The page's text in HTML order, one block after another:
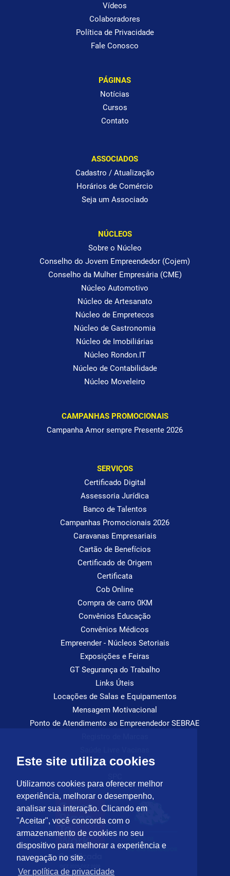
Este site utiliza cookies
Utilizamos cookies para oferecer melhor
experiência, melhorar o desempenho,
analisar sua interação. Clicando em
"Aceitar", você concorda com o
armazenamento de cookies no seu
dispositivo para melhorar a experiência e
navegação no site.
Ver política de privacidade
Vídeos
Colaboradores
Política de Privacidade
Fale Conosco
PÁGINAS
Notícias
Cursos
Contato
ASSOCIADOS
Cadastro / Atualização
Horários de Comércio
Seja um Associado
NÚCLEOS
Sobre o Núcleo
Conselho do Jovem Empreendedor (Cojem)
Conselho da Mulher Empresária (CME)
Núcleo Automotivo
Núcleo de Artesanato
Núcleo de Empretecos
Núcleo de Gastronomia
Núcleo de Imobiliárias
Núcleo Rondon.IT
Núcleo de Contabilidade
Núcleo Moveleiro
CAMPANHAS PROMOCIONAIS
Campanha Amor sempre Presente 2026
SERVIÇOS
Certificado Digital
Assessoria Jurídica
Banco de Talentos
Campanhas Promocionais 2026
Caravanas Empresariais
Cartão de Benefícios
Certificado de Origem
Certificata
Cob Online
Compra de carro 0KM
Convênios Educação
Convênios Médicos
Empreender - Núcleos Setoriais
Exposições e Feiras
GT Segurança do Trabalho
Links Úteis
Locações de Salas e Equipamentos
Mensagem Motivacional
Ponto de Atendimento ao Empreendedor SEBRAE
Saúde Ocupacional